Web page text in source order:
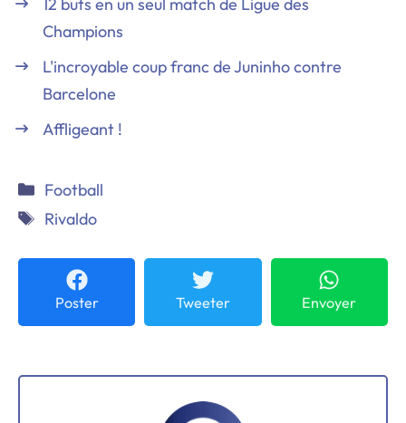
Champions
L'incroyable coup franc de Juninho contre
Barcelone
Affligeant !
Catégories
Football
Étiquettes
Rivaldo
Poster Tweeter Envoyer